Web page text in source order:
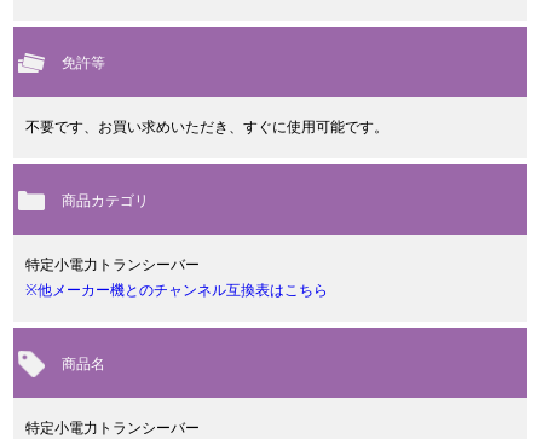
免許等
不要です、お買い求めいただき、すぐに使用可能です。
商品カテゴリ
特定小電力トランシーバー
※他メーカー機とのチャンネル互換表はこちら
商品名
特定小電力トランシーバー